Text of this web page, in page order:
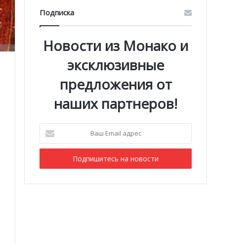
Подписка
Новости из Монако и
эксклюзивные
предложения от
наших партнеров!
Email
адрес